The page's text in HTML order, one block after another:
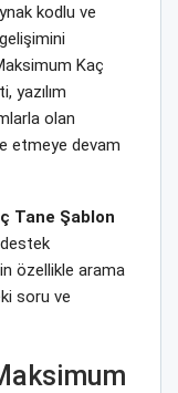
kodlu ve
Kaç
yazılım
olan
etmeye devam
Tane Şablon
özellikle arama
soru ve